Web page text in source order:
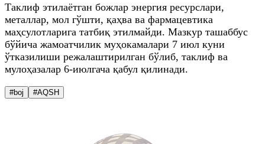
Таклиф этилаётган божлар энергия ресурслари,
металлар, мол гўшти, қаҳва ва фармацевтика
маҳсулотларига татбиқ этилмайди. Мазкур ташаббус
бўйича жамоатчилик муҳокамалари 7 июл куни
ўтказилиши режалаштирилган бўлиб, таклиф ва
мулоҳазалар 6-июлгача қабул қилинади.
#boj #AQSH